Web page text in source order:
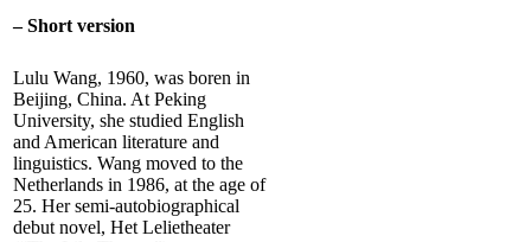
– Short version
Lulu Wang, 1960, was boren in
Beijing, China. At Peking
University, she studied English
and American literature and
linguistics. Wang moved to the
Netherlands in 1986, at the age of
25. Her semi-autobiographical
debut novel, Het Lelietheater